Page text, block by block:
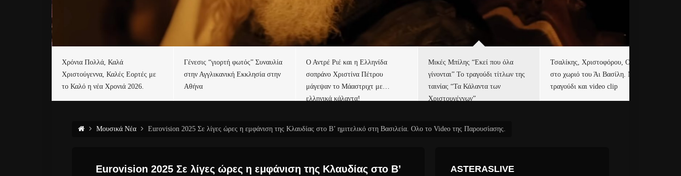
Χρόνια Πολλά, Καλά
Χριστούγεννα, Καλές Εορτές με
το Καλό η νέα Χρονιά 2026.
Γένεσις “γιορτή φωτός” Συναυλία
στην Αγγλικανική Εκκλησία στην
Αθήνα
Ο Αντρέ Ριέ και η Ελληνίδα
σοπράνο Χριστίνα Πέτρου
μάγεψαν το Μάαστριχτ με…
ελληνικά κάλαντα!
Μικές Μπίλης “Εκεί που όλα
γίνονται” Το τραγούδι τίτλων της
ταινίας “Τα Κάλαντα των
Χριστουγέννων”
Τσαλίκης, Χριστοφόρου, ONE
στο χωριό του Άι Βασίλη. Νέο
τραγούδι και video clip
Μουσικά Νέα Eurovision 2025 Σε λίγες ώρες η εμφάνιση της Κλαυδίας στο Β’ ημιτελικό στη Βασιλεία. Ολο το Video της Παρουσίασης.
Eurovision 2025 Σε λίγες ώρες η εμφάνιση της Κλαυδίας στο Β’
ASTERASLIVE